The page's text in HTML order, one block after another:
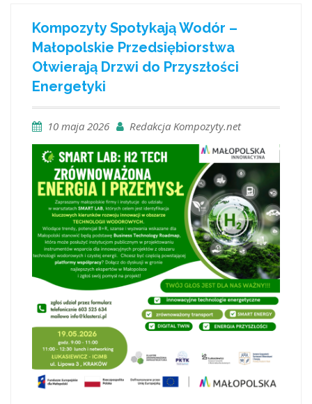
Kompozyty Spotykają Wodór –
Małopolskie Przedsiębiorstwa
Otwierają Drzwi do Przyszłości
Energetyki
10 maja 2026 Redakcja Kompozyty.net